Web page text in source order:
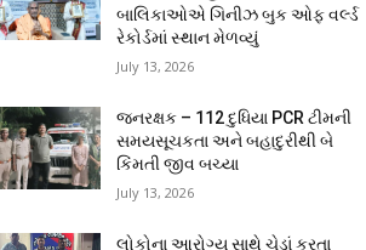
બાલિકાઓએ ગિનીઝ બુક ઓફ વર્લ્ડ
રેકોર્ડમાં સ્થાન મેળવ્યું
July 13, 2026
જનરક્ષક – 112 દુધિયા PCR ટીમની
સમયસૂચકતા અને બહાદુરીથી બે
કિંમતી જીવ બચ્યા
July 13, 2026
લોકોના આરોગ્ય સાથે ચેડાં કરતા